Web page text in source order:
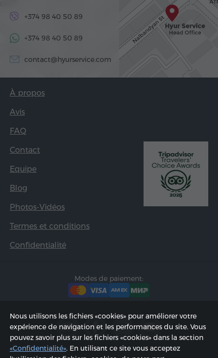
+374 98 40 50 89
+374 98 40 50 89
contact@hyurservice.com
À propos
Avis
FAQ
Contact
Equipe
Blog
Photos-Vidéos
Termes et conditions
Confidentialité
Modes de paiement:
Nous utilisons les fichiers «cookies» pour améliorer votre
expérience de navigation et les performances du site. Vous
pouvez savoir plus sur les fichiers «cookies» dans la section
«Confidentialité». En utilisant ce site vous acceptez